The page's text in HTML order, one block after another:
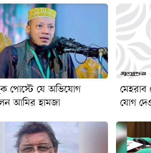
পোস্টে যে অভিযোগ
আমির হামজা
যোগ